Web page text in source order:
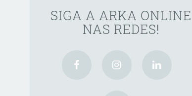
SIGA A ARKA ONLINE
NAS REDES!